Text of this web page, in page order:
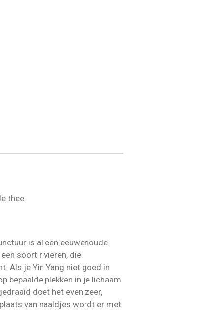
thee.
is al een eeuwenoude
soort rivieren, die
Als je Yin Yang niet goed in
bepaalde plekken in je lichaam
doet het even zeer,
van naaldjes wordt er met